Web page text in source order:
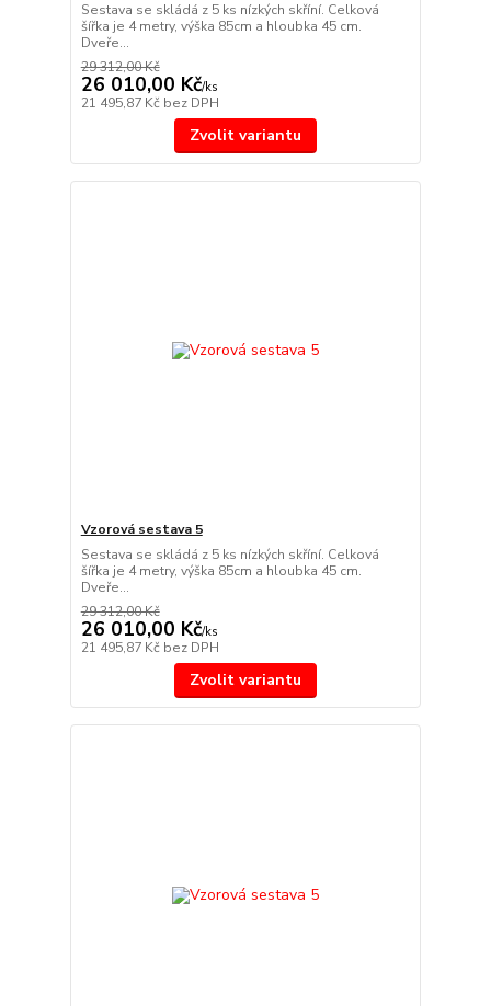
Sestava se skládá z 5 ks nízkých skříní. Celková
šířka je 4 metry, výška 85cm a hloubka 45 cm.
Dveře...
29 312,00 Kč
26 010,00 Kč/ks
21 495,87 Kč bez DPH
Zvolit variantu
Vzorová sestava 5
Sestava se skládá z 5 ks nízkých skříní. Celková
šířka je 4 metry, výška 85cm a hloubka 45 cm.
Dveře...
29 312,00 Kč
26 010,00 Kč/ks
21 495,87 Kč bez DPH
Zvolit variantu